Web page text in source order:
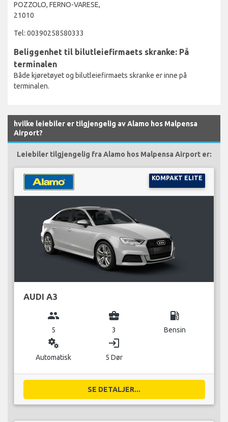
POZZOLO, FERNO-VARESE,
21010
Tel: 00390258580333
Beliggenhet til bilutleiefirmaets skranke: På
terminalen
Både kjøretøyet og bilutleiefirmaets skranke er inne på
terminalen.
hvilke leiebiler er tilgjengelig av Alamo hos Malpensa
Airport?
Leiebiler tilgjengelig fra Alamo hos Malpensa Airport er:
KOMPAKT ELITE
AUDI A3
group
5
business_center
3
local_gas_station
Bensin
miscellaneous_services
Automatisk
login
5 Dør
SE DETALJER...